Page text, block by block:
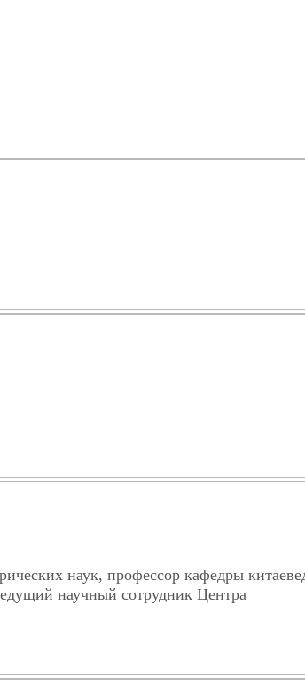
наук, профессор кафедры
научный сотрудник Центра